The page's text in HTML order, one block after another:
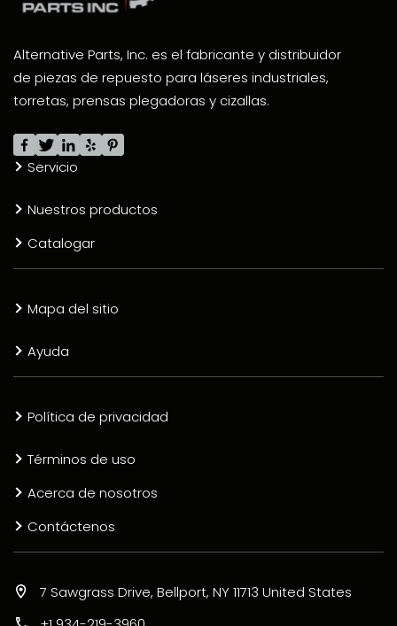
Alternative Parts, Inc. es el fabricante y distribuidor
de piezas de repuesto para láseres industriales,
torretas, prensas plegadoras y cizallas.
Servicio
Nuestros productos
Catalogar
Mapa del sitio
Ayuda
Política de privacidad
Términos de uso
Acerca de nosotros
Contáctenos
7 Sawgrass Drive, Bellport, NY 11713 United States